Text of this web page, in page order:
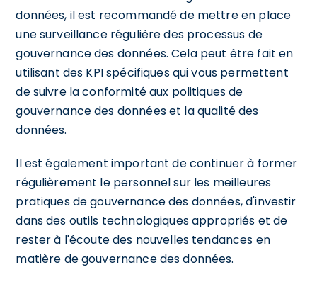
données, il est recommandé de mettre en place
une surveillance régulière des processus de
gouvernance des données. Cela peut être fait en
utilisant des KPI spécifiques qui vous permettent
de suivre la conformité aux politiques de
gouvernance des données et la qualité des
données.
Il est également important de continuer à former
régulièrement le personnel sur les meilleures
pratiques de gouvernance des données, d'investir
dans des outils technologiques appropriés et de
rester à l'écoute des nouvelles tendances en
matière de gouvernance des données.